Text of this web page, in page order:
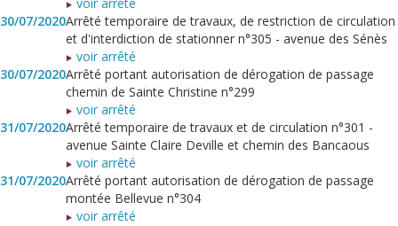
30/07/2020Arrêté temporaire de travaux, de restriction de circulation
et d'interdiction de stationner n°305 - avenue des Sénès
voir arrêté
30/07/2020Arrêté portant autorisation de dérogation de passage
chemin de Sainte Christine n°299
voir arrêté
31/07/2020Arrêté temporaire de travaux et de circulation n°301 -
avenue Sainte Claire Deville et chemin des Bancaous
voir arrêté
31/07/2020Arrêté portant autorisation de dérogation de passage
montée Bellevue n°304
voir arrêté